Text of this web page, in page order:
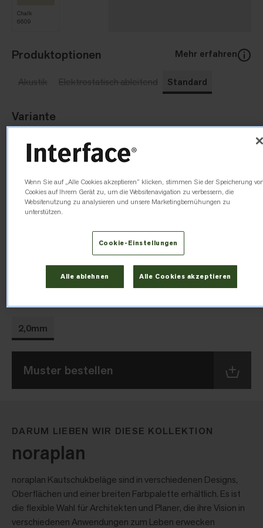
Chalk
6609
Produktoptionen Mehr erfahren
Akustik Elektrostatisch ableitend Standard
Variante
Fliese Bahn
Oberfläche
Reflexbrechend Glatt
1220 mm x 15.0 m
2,0mm
Muster bestellen
DARUM LIEBEN WIR DIESE KOLLEKTION
noraplan
noraplan Kautschukbeläge sind in verschiedenen Designs,
Oberflächen und einer breiten Farbpalette erhältlich. Es ist
die flexible Wahl für Architekten und Planer, die ihre Vision in
verschiedenen Anwendungen zum Leben erwecken
Wenn Sie auf „Alle Cookies akzeptieren“ klicken, stimmen Sie der Speicherung
Cookies auf Ihrem Gerät zu, um die Websitenavigation zu verbessern, die
Websitenutzung zu analysieren und unsere Marketingbemühungen zu
unterstützen.
Cookie-Einstellungen
Alle ablehnen Alle Cookies akzeptieren